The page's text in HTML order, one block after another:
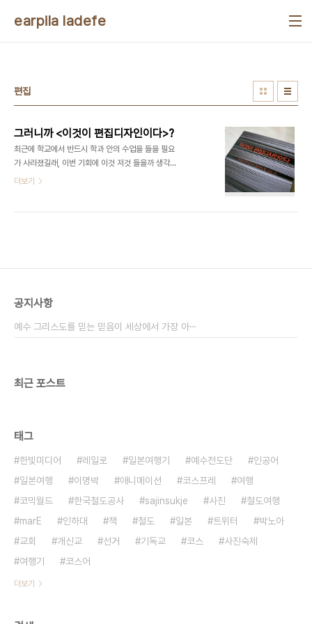
earpila ladefe
편집
그러니까 <이것이 편집디자인이다>?
최근에 학교에서 반드시 학과 안의 수업을 들을 필요
가 사라졌길래, 이번 기회에 이것 저것 들을까 생각하
고 타이포그라피 수업을 듣고 있다. 옆의 학과(기는
없는 편집에 대한 책을 읽어볼 생각으로 이번에 라는
서 잔뜩 기대를 가지고 책 읽기에 들어갔는데, 우선
더보기
공지사항
예수 그리스도를 믿는 믿음이 세상에서 가장 아⋯
최근 포스트
태그
한빛미디어 레일로 일본여행기 예수전도단
인공어
일본여행
이명박 애니메이션 코스프레
여행
코믹월드
한국철도공사 sajinsukje 사진
철도여행
marE
인하대 책 철도 일본 트위터
박노아
교회
개신교 선거 기독교 코스
사진숙제
여행기
코스어
더보기